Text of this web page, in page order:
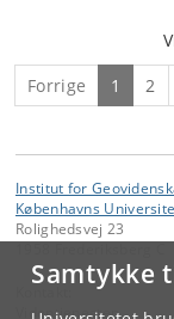
Samtykke
Forrige 1 2
Institut for
Københavns
Rolighedsvej 23
Videntjenesten